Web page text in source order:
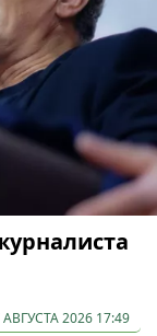
АВГУСТА 2026 17:49